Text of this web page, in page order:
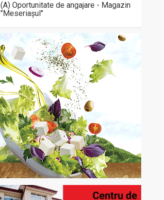
(A) Oportunitate de angajare - Magazin
"Meseriașul"